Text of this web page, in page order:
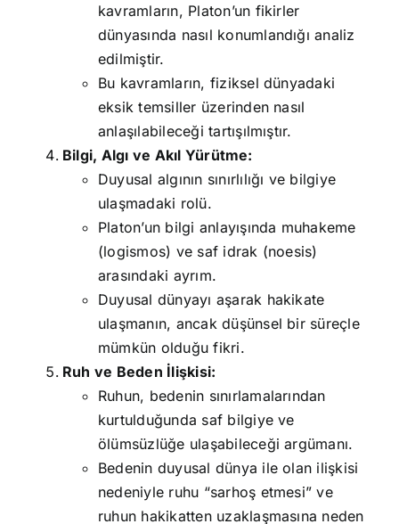
kavramların, Platon’un fikirler
dünyasında nasıl konumlandığı analiz
edilmiştir.
Bu kavramların, fiziksel dünyadaki
eksik temsiller üzerinden nasıl
anlaşılabileceği tartışılmıştır.
Bilgi, Algı ve Akıl Yürütme:
Duyusal algının sınırlılığı ve bilgiye
ulaşmadaki rolü.
Platon’un bilgi anlayışında muhakeme
(logismos) ve saf idrak (noesis)
arasındaki ayrım.
Duyusal dünyayı aşarak hakikate
ulaşmanın, ancak düşünsel bir süreçle
mümkün olduğu fikri.
Ruh ve Beden İlişkisi:
Ruhun, bedenin sınırlamalarından
kurtulduğunda saf bilgiye ve
ölümsüzlüğe ulaşabileceği argümanı.
Bedenin duyusal dünya ile olan ilişkisi
nedeniyle ruhu “sarhoş etmesi” ve
ruhun hakikatten uzaklaşmasına neden